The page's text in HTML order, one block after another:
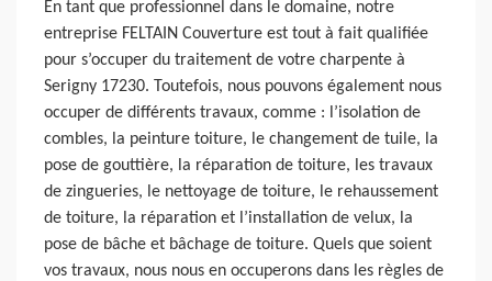
En tant que professionnel dans le domaine, notre
entreprise FELTAIN Couverture est tout à fait qualifiée
pour s’occuper du traitement de votre charpente à
Serigny 17230. Toutefois, nous pouvons également nous
occuper de différents travaux, comme : l’isolation de
combles, la peinture toiture, le changement de tuile, la
pose de gouttière, la réparation de toiture, les travaux
de zingueries, le nettoyage de toiture, le rehaussement
de toiture, la réparation et l’installation de velux, la
pose de bâche et bâchage de toiture. Quels que soient
vos travaux, nous nous en occuperons dans les règles de